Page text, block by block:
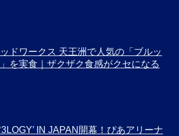
ッドワークス 天王洲で人気の「ブルッ
を実食｜ザクザク食感がクセになる
IN JAPAN開幕！ぴあアリーナ